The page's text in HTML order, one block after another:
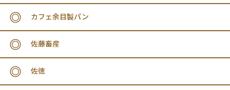
カフェ余目製パン
佐藤畜産
佐徳